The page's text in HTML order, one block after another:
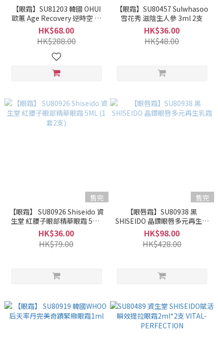
【眼霜】SU81203 韓國 OHUI
歐蕙 Age Recovery 逆時空 抗
老眼霜 1ml *60片
HK$68.00
HK$288.00
【眼霜】SU80457 Sulwhasoo
雪花秀 滋陰生人參 3ml 2支
HK$36.00
HK$48.00
售完
【眼霜】 SU80926 Shiseido 資
生堂 紅腰子眼部精華眼霜 5ML
(1套2支)
HK$36.00
HK$79.00
售完
【眼唇霜】SU80938 黑
SHISEIDO 晶鑽眼唇多元再生乳
霜
HK$98.00
HK$428.00